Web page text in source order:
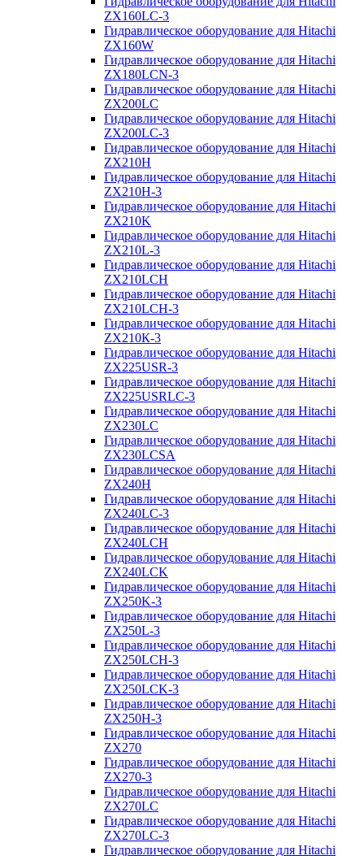
ZX160LC-3
Гидравлическое оборудование для Hitachi
ZX160W
Гидравлическое оборудование для Hitachi
ZX180LCN-3
Гидравлическое оборудование для Hitachi
ZX200LC
Гидравлическое оборудование для Hitachi
ZX200LC-3
Гидравлическое оборудование для Hitachi
ZX210H
Гидравлическое оборудование для Hitachi
ZX210H-3
Гидравлическое оборудование для Hitachi
ZX210K
Гидравлическое оборудование для Hitachi
ZX210L-3
Гидравлическое оборудование для Hitachi
ZX210LCH
Гидравлическое оборудование для Hitachi
ZX210LCH-3
Гидравлическое оборудование для Hitachi
ZX210К-3
Гидравлическое оборудование для Hitachi
ZX225USR-3
Гидравлическое оборудование для Hitachi
ZX225USRLC-3
Гидравлическое оборудование для Hitachi
ZX230LC
Гидравлическое оборудование для Hitachi
ZX230LCSA
Гидравлическое оборудование для Hitachi
ZX240H
Гидравлическое оборудование для Hitachi
ZX240LC-3
Гидравлическое оборудование для Hitachi
ZX240LCH
Гидравлическое оборудование для Hitachi
ZX240LCK
Гидравлическое оборудование для Hitachi
ZX250K-3
Гидравлическое оборудование для Hitachi
ZX250L-3
Гидравлическое оборудование для Hitachi
ZX250LCH-3
Гидравлическое оборудование для Hitachi
ZX250LCK-3
Гидравлическое оборудование для Hitachi
ZX250Н-3
Гидравлическое оборудование для Hitachi
ZX270
Гидравлическое оборудование для Hitachi
ZX270-3
Гидравлическое оборудование для Hitachi
ZX270LC
Гидравлическое оборудование для Hitachi
ZX270LC-3
Гидравлическое оборудование для Hitachi